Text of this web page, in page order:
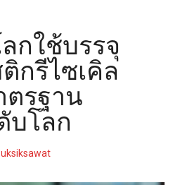
กใช้บรรจุ
รีไซเคิล
ตรฐาน
บโลก